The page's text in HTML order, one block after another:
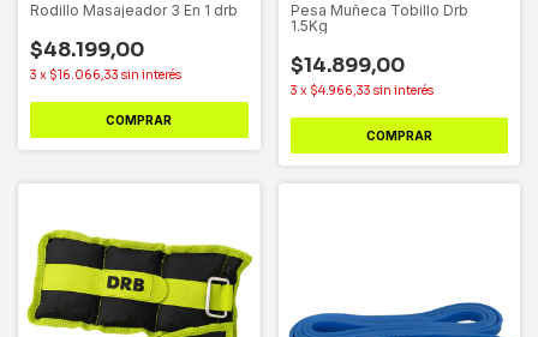
Rodillo Masajeador 3 En 1 drb
$48.199,00
3 x $16.066,33 sin interés
COMPRAR
Pesa Muñeca Tobillo Drb
1.5Kg
$14.899,00
3 x $4.966,33 sin interés
COMPRAR